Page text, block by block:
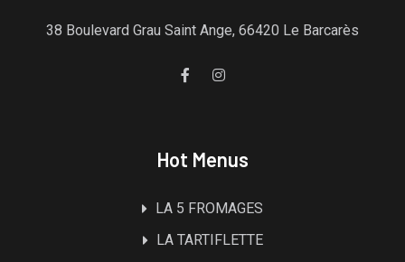
38 Boulevard Grau Saint Ange, 66420 Le Barcarès
Hot Menus
LA 5 FROMAGES
LA TARTIFLETTE